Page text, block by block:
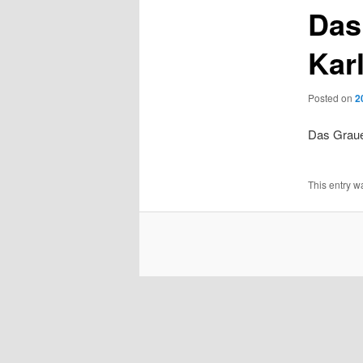
Posted on
Das
This entry